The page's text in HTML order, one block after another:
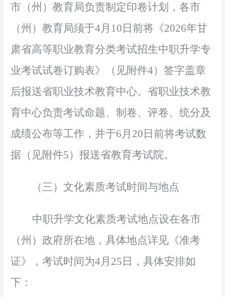
市（州）教育局负责制定印卷计划，各市
（州）教育局须于4月 10 日前将《2026年甘
肃省高等职业教育分类考试招生中职升学专
业考试试卷订购表》（见附件4）签字盖章
后报送省职业技术教育中心。省职业技术教
育中心负责考试命题、制卷、评卷、统分及
成绩公布等工作，并于6月20日前将考试数
据（见附件5）报送省教育考试院。
（三）文化素质考试时间与地点
中职升学文化素质考试地点设在各市
（州）政府所在地，具体地点详见《准考
证》，考试时间为4 月 25 日，具体安排如
下：